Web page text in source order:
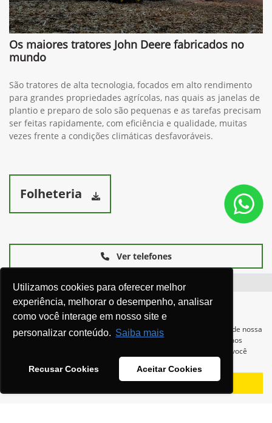
Utilizamos cookies para oferecer melhor
experiência, melhorar o desempenho, analisar
como você interage em nosso site e
personalizar conteúdo. Saiba mais
Recusar Cookies Aceitar Cookies
Os maiores tratores John Deere fabricados no
mundo
São tratores de alta tecnologia, focados em alto rendimento
para grandes propriedades agrícolas, nas quais as janelas de
plantio e preparo de solo são pequenas e as tarefas precisam
ser feitas rapidamente, com eficiência e qualidade, muitas
vezes frente a condições climáticas desfavoráveis.
Folheteria
Ver telefones
Mapa do site
Para otimizar sua experiência durante a navegação, fazemos uso de nossa
política de cookies e para proteger seus dados pessoais respeitamos
. Ao seguir com a navegação e visita você
Recusar